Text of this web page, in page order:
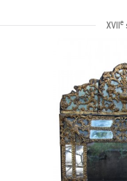
XVIIe